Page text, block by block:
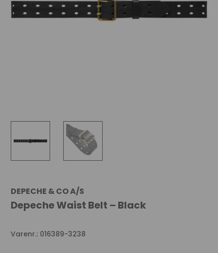
DEPECHE & CO A/S
Depeche Waist Belt – Black
Varenr.: 016389-3238